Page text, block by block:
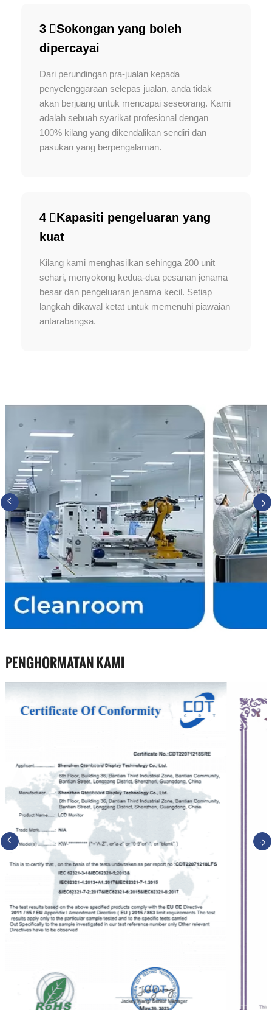
3 ️⃣Sokongan yang boleh
dipercayai
Dari perundingan pra-jualan kepada
penyelenggaraan selepas jualan, anda tidak
akan berjuang untuk mencapai seseorang. Kami
adalah sebuah syarikat profesional dengan
100% kilang yang dikendalikan sendiri dan
pasukan yang berpengalaman.
4 ️⃣Kapasiti pengeluaran yang
kuat
Kilang kami menghasilkan sehingga 200 unit
sehari, menyokong kedua-dua pesanan jenama
besar dan pengeluaran jenama kecil. Setiap
langkah dikawal ketat untuk memenuhi piawaian
antarabangsa.
PENGHORMATAN KAMI